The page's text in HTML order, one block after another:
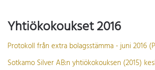
Yhtiökokoukset 2016
Protokoll från extra bolagsstämma - juni 2016
Sotkamo Silver AB:n yhtiökokouksen (2015)